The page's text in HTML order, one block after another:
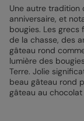
Une autre tradition
anniversaire, et
bougies. Les
de la chasse, des
gâteau rond
lumière des
Terre. Jolie
beau gâteau rond
gâteau au